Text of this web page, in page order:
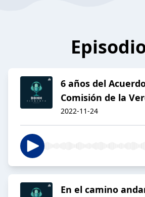
6 años del
Comisión de la
2022-11-24
En el camino